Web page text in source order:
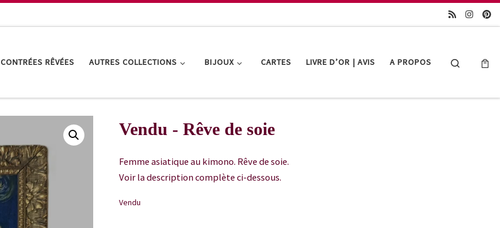
CONTRÉES RÊVÉES AUTRES COLLECTIONS BIJOUX CARTES LIVRE D’OR | AVIS A PROPOS Search
Vendu - Rêve de soie
Femme asiatique au kimono. Rêve de soie.
Voir la description complète ci-dessous.
Vendu